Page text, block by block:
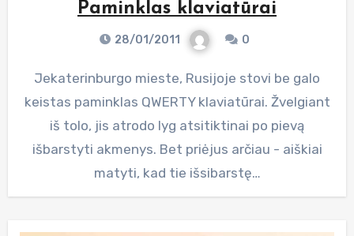
Paminklas klaviatūrai
28/01/2011 0
Jekaterinburgo mieste, Rusijoje stovi be galo
keistas paminklas QWERTY klaviatūrai. Žvelgiant
iš tolo, jis atrodo lyg atsitiktinai po pievą
išbarstyti akmenys. Bet priėjus arčiau - aiškiai
matyti, kad tie išsibarstę…